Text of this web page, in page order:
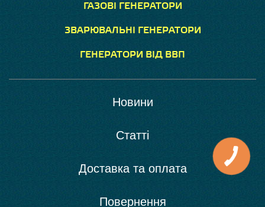
ГАЗОВІ ГЕНЕРАТОРИ
ЗВАРЮВАЛЬНІ ГЕНЕРАТОРИ
ГЕНЕРАТОРИ ВІД ВВП
Новини
Статті
Доставка та оплата
Повернення